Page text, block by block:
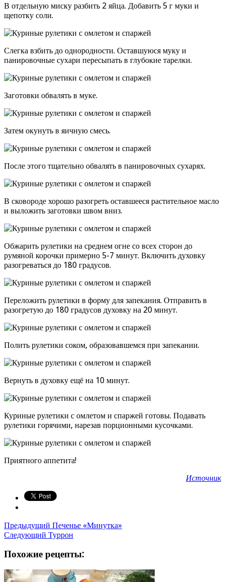
В отдельную миску разбить 2 яйца. Добавить 5 г муки и
щепотку соли.
Слегка взбить до однородности. Оставшуюся муку и
панировочные сухари пересыпать в глубокие тарелки.
Заготовки обвалять в муке.
Затем окунуть в яичную смесь.
После этого тщательно обвалять в панировочных сухарях.
В сковороде хорошо разогреть оставшееся растительное масло
и выложить заготовки швом вниз.
Обжарить рулетики на среднем огне со всех сторон до
румяной корочки примерно 5-7 минут. Включить духовку
разогреваться до 180 градусов.
Переложить рулетики в форму для запекания. Отправить в
разогретую до 180 градусов духовку на 20 минут.
Полить рулетики соком, образовавшемся при запекании.
Вернуть в духовку ещё на 10 минут.
Куриные рулетики с омлетом и спаржей готовы. Подавать
рулетики горячими, нарезав порционными кусочками.
Приятного аппетита!
Источник
Предыдущий Печенье «Минутка»
Следующий Туррон
Похожие рецепты: